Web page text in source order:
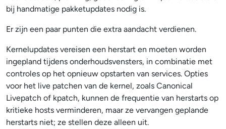
bij handmatige pakketupdates nodig is.
Er zijn een paar punten die extra aandacht verdienen.
Kernelupdates vereisen een herstart en moeten worden
ingepland tijdens onderhoudsvensters, in combinatie met
controles op het opnieuw opstarten van services. Opties
voor het live patchen van de kernel, zoals Canonical
Livepatch of kpatch, kunnen de frequentie van herstarts op
kritieke hosts verminderen, maar ze vervangen geplande
herstarts niet; ze stellen deze alleen uit.